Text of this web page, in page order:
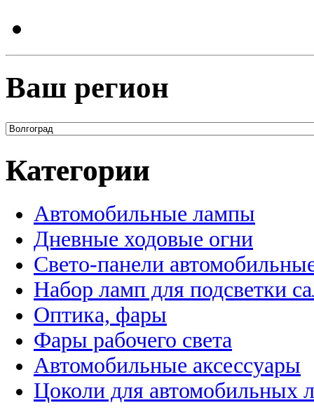
Ваш регион
Категории
Автомобильные лампы
Дневные ходовые огни
Свето-панели
Набор ламп для подсветки
Оптика, фары
Фары рабочего света
Автомобильные аксессуары
Цоколи для автомобильных